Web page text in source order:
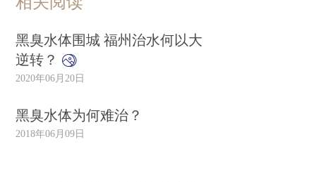
黑臭水体围城 福州治水何以大
逆转？
2020年06月20日
黑臭水体为何难治？
2018年06月09日